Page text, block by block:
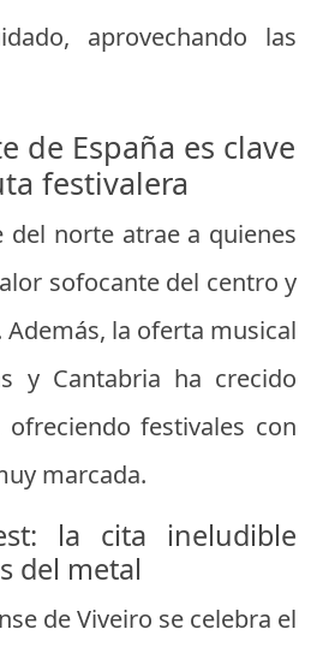
aprovechando las
de España es clave
festivalera
del norte atrae a quienes
sofocante del centro y
la oferta musical
y Cantabria ha crecido
ofreciendo festivales con
marcada.
la cita ineludible
del metal
de Viveiro se celebra el